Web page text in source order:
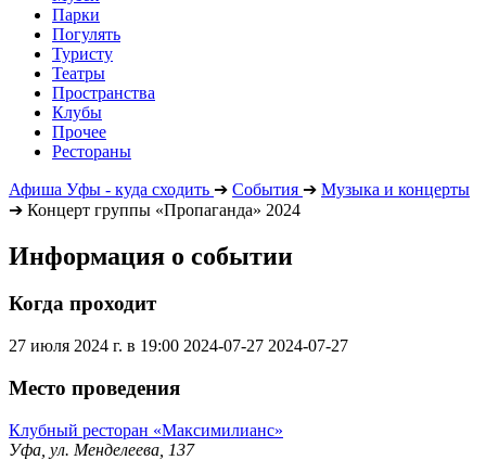
Парки
Погулять
Туристу
Театры
Пространства
Клубы
Прочее
Рестораны
Афиша Уфы - куда сходить ➔ События ➔ Музыка и концерты
➔ Концерт группы «Пропаганда» 2024
Информация о событии
Когда проходит
27 июля 2024 г. в 19:00 2024-07-27 2024-07-27
Место проведения
Клубный ресторан «Максимилианс»
Уфа, ул. Менделеева, 137